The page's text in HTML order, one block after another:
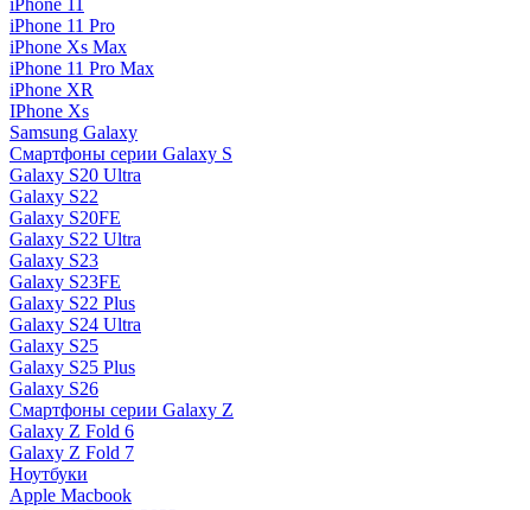
iPhone 11
iPhone 11 Pro
iPhone Xs Max
iPhone 11 Pro Max
iPhone XR
IPhone Xs
Samsung Galaxy
Смартфоны серии Galaxy S
Galaxy S20 Ultra
Galaxy S22
Galaxy S20FE
Galaxy S22 Ultra
Galaxy S23
Galaxy S23FE
Galaxy S22 Plus
Galaxy S24 Ultra
Galaxy S25
Galaxy S25 Plus
Galaxy S26
Смартфоны серии Galaxy Z
Galaxy Z Fold 6
Galaxy Z Fold 7
Ноутбуки
Apple Macbook